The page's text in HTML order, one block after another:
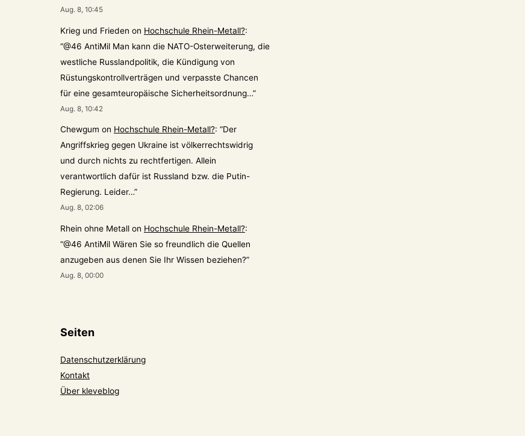
Aug. 8, 10:45
Krieg und Frieden on Hochschule Rhein-Metall?:
“@46 AntiMil Man kann die NATO-Osterweiterung, die
westliche Russlandpolitik, die Kündigung von
Rüstungskontrollverträgen und verpasste Chancen
für eine gesamteuropäische Sicherheitsordnung…”
Aug. 8, 10:42
Chewgum on Hochschule Rhein-Metall?: “Der
Angriffskrieg gegen Ukraine ist völkerrechtswidrig
und durch nichts zu rechtfertigen. Allein
verantwortlich dafür ist Russland bzw. die Putin-
Regierung. Leider…”
Aug. 8, 02:06
Rhein ohne Metall on Hochschule Rhein-Metall?:
“@46 AntiMil Wären Sie so freundlich die Quellen
anzugeben aus denen Sie Ihr Wissen beziehen?”
Aug. 8, 00:00
Seiten
Datenschutzerklärung
Kontakt
Über kleveblog